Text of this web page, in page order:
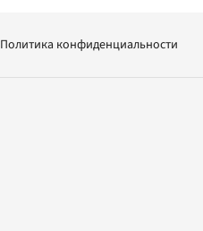
Политика конфиденциальности